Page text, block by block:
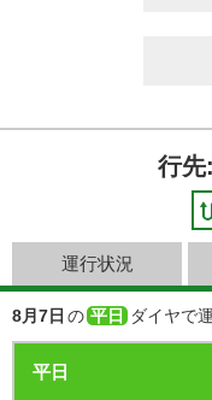
行先
運行状況
8月7日 の 平日 ダイヤで